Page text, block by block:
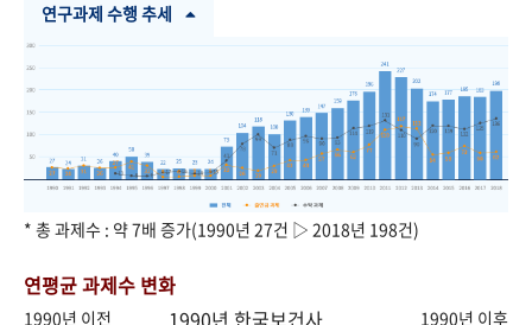
연구과제 수행 추세
* 총 과제수 : 약 7배 증가(1990년 27건 ▷ 2018년 198건)
연평균 과제수 변화
1990년 이전
1990년 한국보건사
1990년 이후